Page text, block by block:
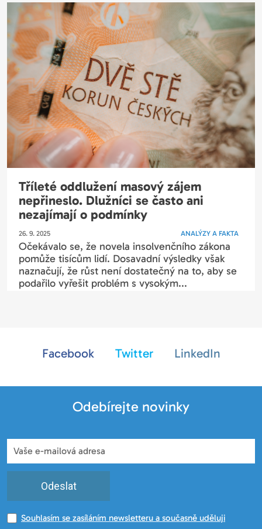
Tříleté oddlužení masový zájem
nepřineslo. Dlužníci se často ani
nezajímají o podmínky
26. 9. 2025 ANALÝZY A FAKTA
Očekávalo se, že novela insolvenčního zákona
pomůže tisícům lidí. Dosavadní výsledky však
naznačují, že růst není dostatečný na to, aby se
podařilo vyřešit problém s vysokým...
Facebook Twitter LinkedIn
Odebírejte novinky
Odeslat
Souhlasím se zasíláním newsletteru a současně uděluji